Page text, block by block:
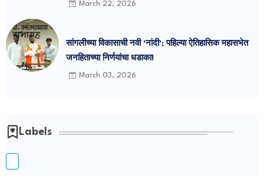
March 22, 2026
सांगलीच्या विकासाची नवी 'नांदी'; पहिल्या ऐतिहासिक महासभेत
जनहिताच्या निर्णयांचा धडाका!
March 03, 2026
Labels